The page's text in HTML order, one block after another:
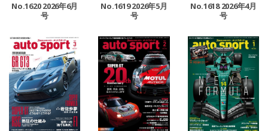
No.1620 2026年6月
号
No.1619 2026年5月
号
No.1618 2026年4月
号